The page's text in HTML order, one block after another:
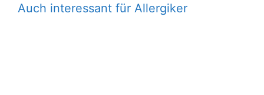
Auch interessant für Allergiker